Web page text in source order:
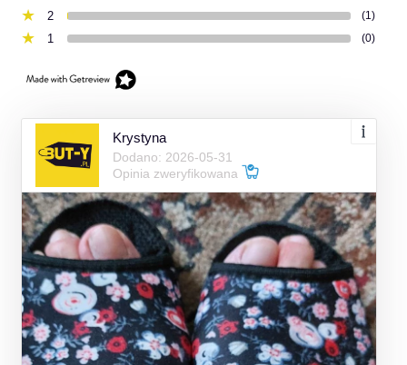
2 (1)
1 (0)
Krystyna
Dodano: 2026-05-31
Opinia zweryfikowana